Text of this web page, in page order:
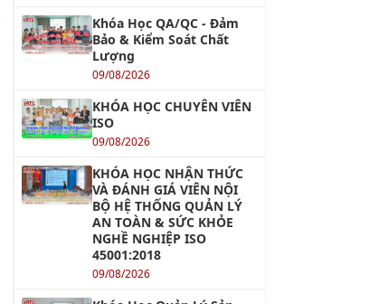
Khóa Học QA/QC - Đảm
Bảo & Kiểm Soát Chất
Lượng
09/08/2026
KHÓA HỌC CHUYÊN VIÊN
ISO
09/08/2026
KHÓA HỌC NHẬN THỨC
VÀ ĐÁNH GIÁ VIÊN NỘI
BỘ HỆ THỐNG QUẢN LÝ
AN TOÀN & SỨC KHỎE
NGHỀ NGHIỆP ISO
45001:2018
09/08/2026